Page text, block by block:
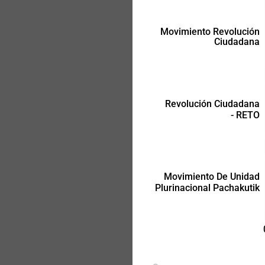
Movimiento De Unidad
Plurinacional Pachakutik
Revolución Ciudadana
- RETO
Movimiento Revolución
Ciudadana